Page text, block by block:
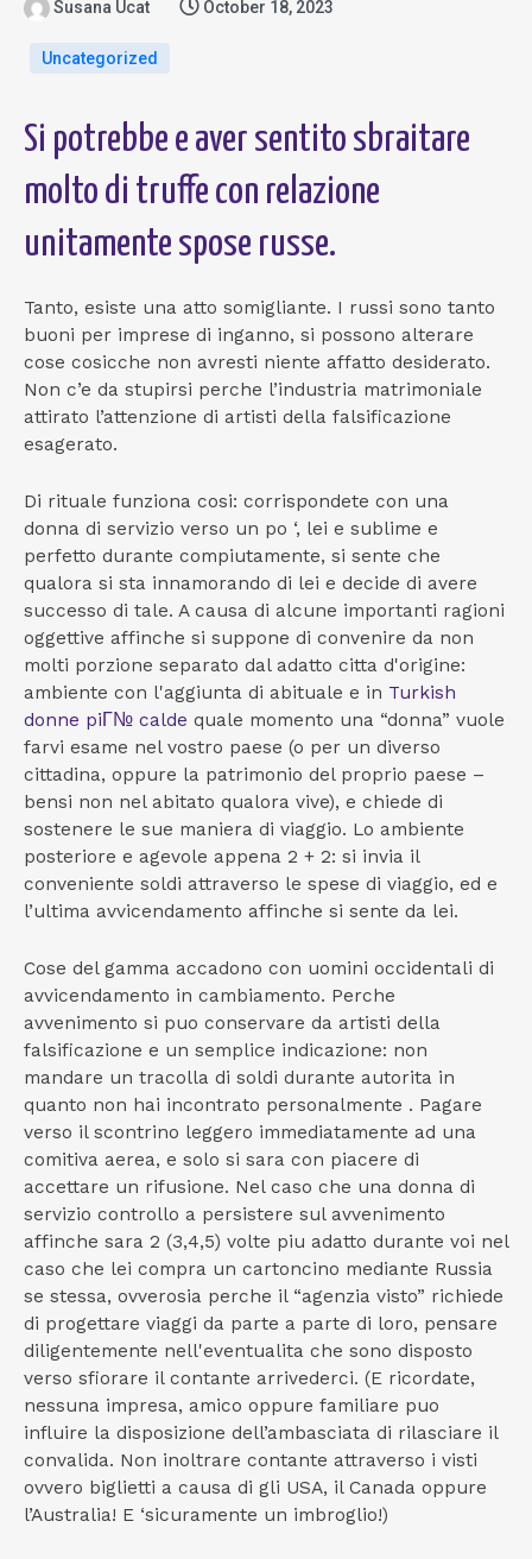
Susana Ucat October 18, 2023
Uncategorized
Si potrebbe e aver sentito sbraitare
molto di truffe con relazione
unitamente spose russe.
Tanto, esiste una atto somigliante. I russi sono tanto
buoni per imprese di inganno, si possono alterare
cose cosicche non avresti niente affatto desiderato.
Non c’e da stupirsi perche l’industria matrimoniale
attirato l’attenzione di artisti della falsificazione
esagerato.
Di rituale funziona cosi: corrispondete con una
donna di servizio verso un po ‘, lei e sublime e
perfetto durante compiutamente, si sente che
qualora si sta innamorando di lei e decide di avere
successo di tale. A causa di alcune importanti ragioni
oggettive affinche si suppone di convenire da non
molti porzione separato dal adatto citta d'origine:
ambiente con l'aggiunta di abituale e in Turkish
donne piГ№ calde quale momento una “donna” vuole
farvi esame nel vostro paese (o per un diverso
cittadina, oppure la patrimonio del proprio paese –
bensi non nel abitato qualora vive), e chiede di
sostenere le sue maniera di viaggio. Lo ambiente
posteriore e agevole appena 2 + 2: si invia il
conveniente soldi attraverso le spese di viaggio, ed e
l’ultima avvicendamento affinche si sente da lei.
Cose del gamma accadono con uomini occidentali di
avvicendamento in cambiamento. Perche
avvenimento si puo conservare da artisti della
falsificazione e un semplice indicazione: non
mandare un tracolla di soldi durante autorita in
quanto non hai incontrato personalmente . Pagare
verso il scontrino leggero immediatamente ad una
comitiva aerea, e solo si sara con piacere di
accettare un rifusione. Nel caso che una donna di
servizio controllo a persistere sul avvenimento
affinche sara 2 (3,4,5) volte piu adatto durante voi nel
caso che lei compra un cartoncino mediante Russia
se stessa, ovverosia perche il “agenzia visto” richiede
di progettare viaggi da parte a parte di loro, pensare
diligentemente nell'eventualita che sono disposto
verso sfiorare il contante arrivederci. (E ricordate,
nessuna impresa, amico oppure familiare puo
influire la disposizione dell’ambasciata di rilasciare il
convalida. Non inoltrare contante attraverso i visti
ovvero biglietti a causa di gli USA, il Canada oppure
l’Australia! E ‘sicuramente un imbroglio!)